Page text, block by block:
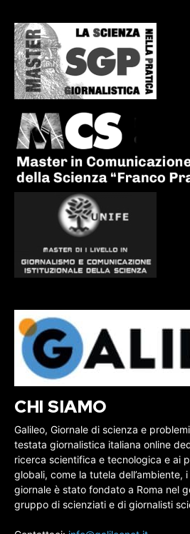
CHI SIAMO
Galileo, Giornale di scienza e
testata giornalistica italiana online
ricerca scientifica e tecnologica e ai
globali, come la tutela dell’ambiente,
giornale è stato fondato a Roma nel
gruppo di scienziati e di giornalisti